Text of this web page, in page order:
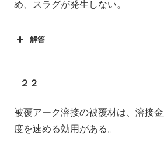
め、スラグが発生しない。
解答
２２
被覆アーク溶接の被覆材は、溶接
度を速める効用がある。